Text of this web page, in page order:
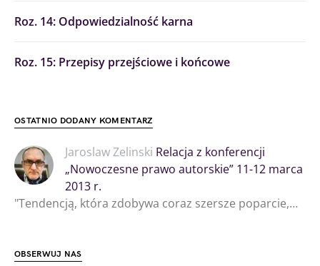
Roz. 14: Odpowiedzialność karna
Roz. 15: Przepisy przejściowe i końcowe
OSTATNIO DODANY KOMENTARZ
Jaroslaw Zelinski Relacja z konferencji
„Nowoczesne prawo autorskie” 11-12 marca
2013 r.
"Tendencją, która zdobywa coraz szersze poparcie,…
OBSERWUJ NAS